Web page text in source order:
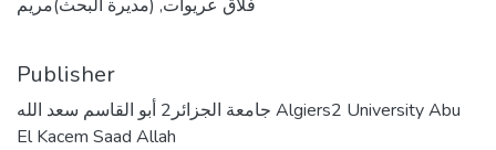
فلاق عريوات, (مديرة البحث)مريم
Publisher
جامعة الجزائر2 أبو القاسم سعد الله Algiers2 University Abu
El Kacem Saad Allah